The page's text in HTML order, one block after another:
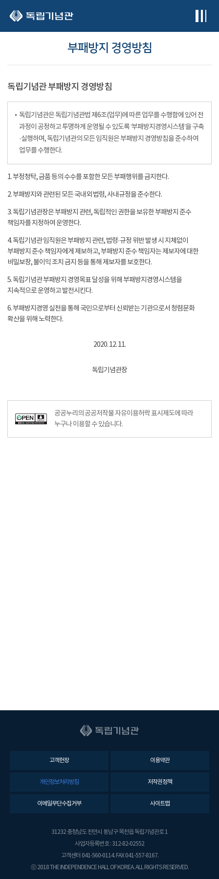
부패방지 경영방침
독립기념관 부패방지 경영방침
독립기념관은 독립기념관법 제6조(업무)에 따른 업무를 수행함에 있어 전
과정이 공정하고 투명하게 운영될 수 있도록 ‘부패방지경영시스템’을 구축
·실행하며, 독립기념관의 모든 임직원은 부패방지 경영방침을 준수하여
업무를 수행한다.
1. 부정청탁, 금품 등의 수수를 포함한 모든 부패행위를 금지한다.
2. 부패방지와 관련된 모든 국내외 법령, 사내규정을 준수한다.
3. 독립기념관장은 부패방지 관련, 독립적인 권한을 보유한 부패방지 준수
책임자를 지정하여 운영한다.
4. 독립기념관 임직원은 부패방지 관련, 법령·규정 위반 발생 시 지체없이
부패방지 준수 책임자에게 제보하고, 부패방지 준수 책임자는 제보자에 대한
비밀보장, 불이익 조치 금지 등을 통해 제보자를 보호한다.
5. 독립기념관 부패방지 경영목표 달성을 위해 부패방지경영시스템을
지속적으로 운영하고 발전시킨다.
6. 부패방지경영 실천을 통해 국민으로부터 신뢰받는 기관으로서 청렴문화
확산을 위해 노력한다.
2020. 12. 11.
독립기념관장
공공누리의 공공저작물 자유이용허락 표시제도에 따라
누구나 이용할 수 있습니다.
고객헌장 이용약관
개인정보처리방침 저작권정책
이메일무단수집거부 사이트맵
31232 충청남도 천안시 동남구 목천읍 독립기념관로 1
사업자등록번호 : 312-82-02552
고객센터 041-560-0114. FAX 041-557-8167.
ⓒ 2018 THE INDEPENDENCE HALL OF KOREA. ALL RIGHTS RESERVED.